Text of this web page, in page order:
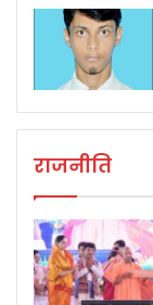
राजनीति